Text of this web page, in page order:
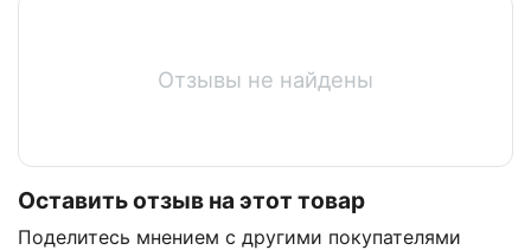
Отзывы не найдены
Оставить отзыв на этот товар
Поделитесь мнением с другими покупателями